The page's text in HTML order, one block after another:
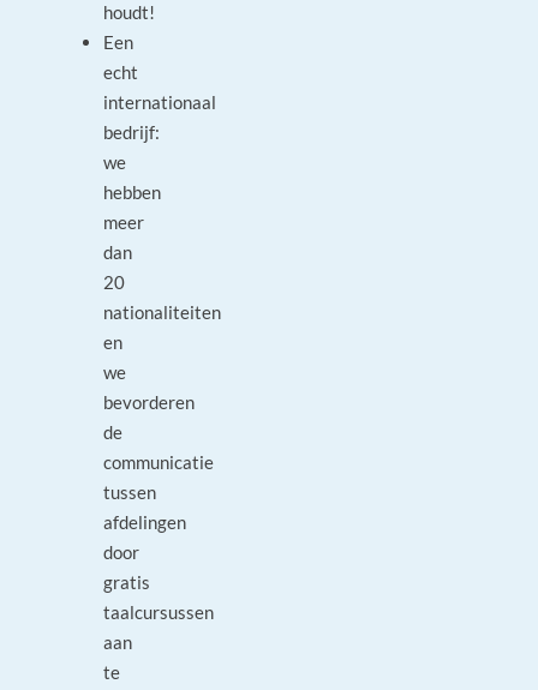
houdt!
Een
echt
internationaal
bedrijf:
we
hebben
meer
dan
20
nationaliteiten
en
we
bevorderen
de
communicatie
tussen
afdelingen
door
gratis
taalcursussen
aan
te